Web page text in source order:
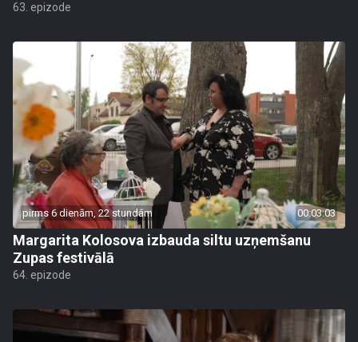
63. epizode
pirms 6 dienām, 22 stundām 00:03:03
Margarita Kolosova izbauda siltu uzņemšanu
Zupas festivālā
64. epizode